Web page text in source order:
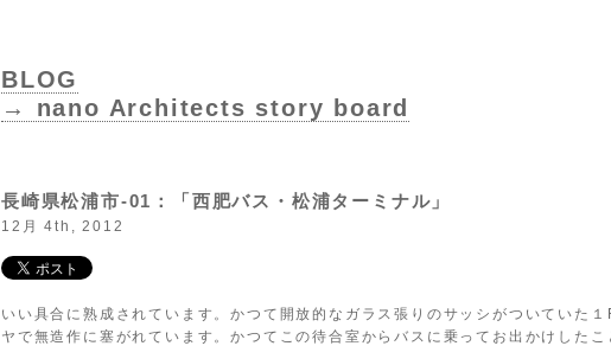
BLOG
→ nano Architects story board
長崎県松浦市-01：「西肥バス・松浦ターミナル」
12月 4th, 2012
いい具合に熟成されています。かつて開放的なガラス張りのサッシがついていた
ヤで無造作に塞がれています。かつてこの待合室からバスに乗ってお出かけした